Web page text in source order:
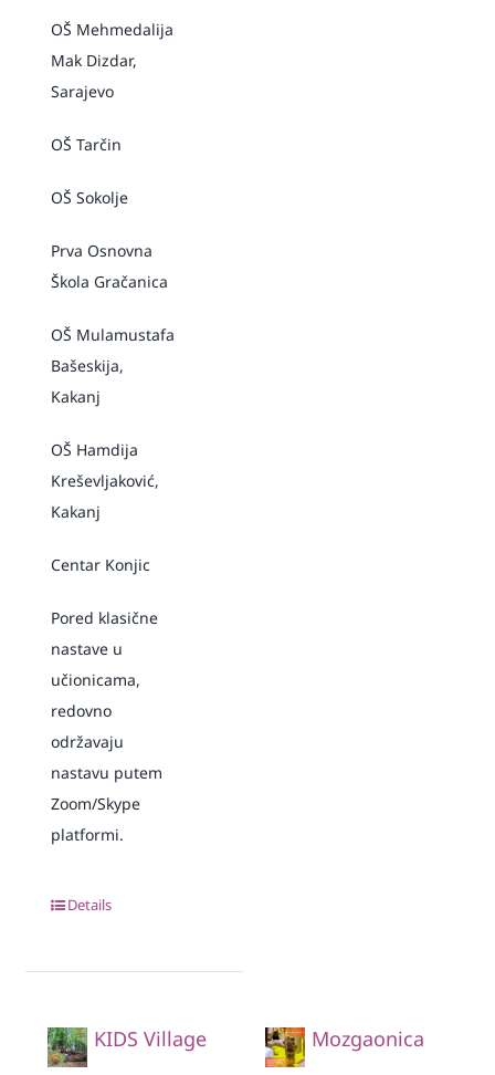
OŠ Mehmedalija
Mak Dizdar,
Sarajevo
OŠ Tarčin
OŠ Sokolje
Prva Osnovna
Škola Gračanica
OŠ Mulamustafa
Bašeskija,
Kakanj
OŠ Hamdija
Kreševljaković,
Kakanj
Centar Konjic
Pored klasične
nastave u
učionicama,
redovno
održavaju
nastavu putem
Zoom/Skype
platformi.
Details
KIDS Village Mozgaonica